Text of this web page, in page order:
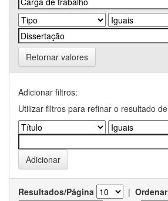
Retornar valores
Adicionar filtros:
Utilizar filtros para refinar o resultado
Resultados/Página |